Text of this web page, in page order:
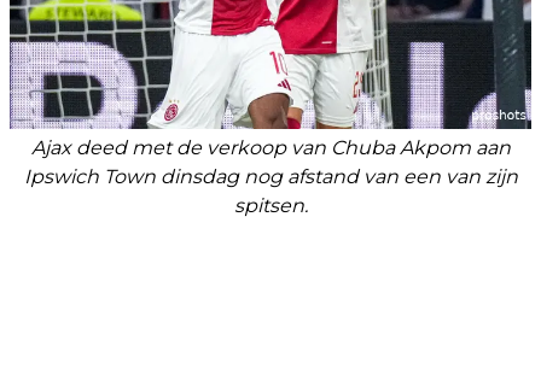
Ajax deed met de verkoop van Chuba Akpom aan
Ipswich Town dinsdag nog afstand van een van zijn
spitsen.